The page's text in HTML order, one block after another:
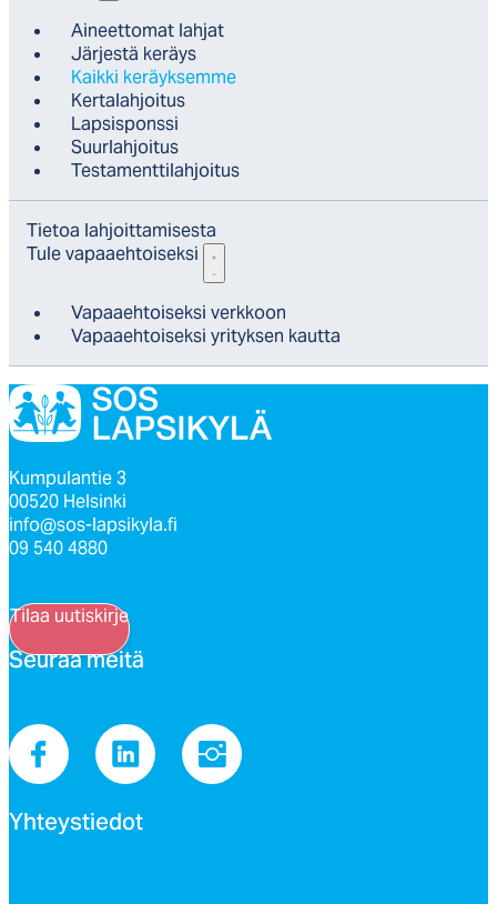
Ai­neet­to­mat lah­jat
Jär­jes­tä ke­räys
Kaik­ki ke­räyk­sem­me
Ker­ta­lah­joi­tus
Lap­sis­pons­si
Suur­lah­joi­tus
Tes­ta­ment­ti­lah­joi­tus
Tie­toa lah­joit­ta­mi­ses­ta
Tu­le va­paaeh­toi­sek­si
Va­paaeh­toi­sek­si verk­koon
Va­paaeh­toi­sek­si yri­tyk­sen kaut­ta
Kumpulantie 3
00520 Helsinki
info@sos-lapsikyla.fi
09 540 4880
Tilaa uutiskirje
Seu­raa mei­tä
Yh­teys­tie­dot